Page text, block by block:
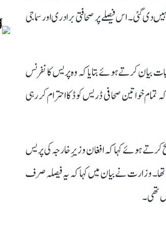
گئی۔ اس فیصلے پر صحافتی برادری اور سماجی
بیان کرتے ہوئے بتایا کہ وہ پریس کانفرنس
خواتین صحافی ڈریس کوڈ کا احترام کر رہی
ہوئے کہا کہ افغان وزیرِ خارجہ کی پریس
تھا۔ وزارت نے بیان میں کہا کہ یہ فیصلہ صرف
تھی۔